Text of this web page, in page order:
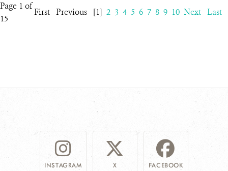
Page 1 of
15
First Previous [1] 2 3 4 5 6 7 8 9 10 Next Last
INSTAGRAM X FACEBOOK